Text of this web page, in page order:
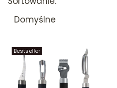
Domyślne
Bestseller